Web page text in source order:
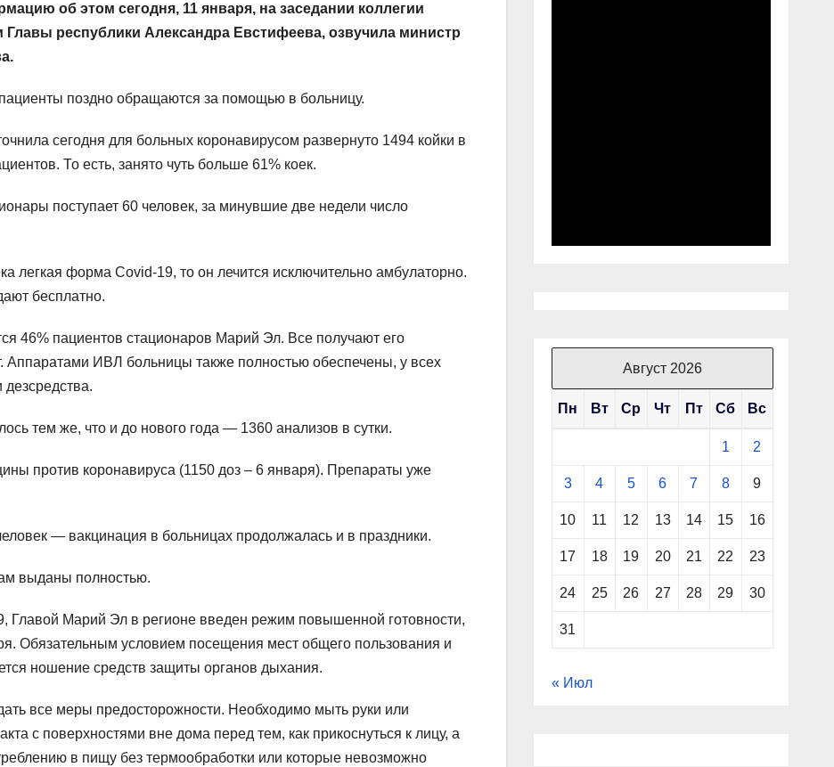
об этом сегодня, 11 января, на заседании коллегии
Главы республики Александра Евстифеева, озвучила министр
поздно обращаются за помощью в больницу.
сегодня для больных коронавирусом развернуто 1494 койки в
То есть, занято чуть больше 61% коек.
поступает 60 человек, за минувшие две недели число
легкая форма Covid-19, то он лечится исключительно амбулаторно.
бесплатно.
46% пациентов стационаров Марий Эл. Все получают его
Аппаратами ИВЛ больницы также полностью обеспечены, у всех
тем же, что и до нового года — 1360 анализов в сутки.
против коронавируса (1150 доз – 6 января). Препараты уже
— вакцинация в больницах продолжалась и в праздники.
выданы полностью.​​​
Главой Марий Эл в регионе введен режим повышенной готовности,
Обязательным условием посещения мест общего пользования и
ношение средств защиты органов дыхания.
все меры предосторожности. Необходимо мыть руки или
с поверхностями вне дома перед тем, как прикоснуться к лицу, а
в пищу без термообработки или которые невозможно
Август 2026
Пн Вт Ср Чт Пт Сб Вс
1 2
3 4 5 6 7 8 9
10 11 12 13 14 15 16
17 18 19 20 21 22 23
24 25 26 27 28 29 30
31
« Июл